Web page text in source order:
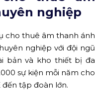
nghiệp
cho thuê âm thanh ánh
nghiệp với đội ngũ
bản và kho thiết bị đa
sự kiện mỗi năm cho
tập đoàn lớn.